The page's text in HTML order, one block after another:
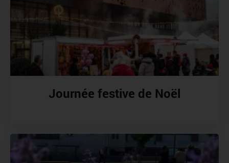
Journée festive de Noël